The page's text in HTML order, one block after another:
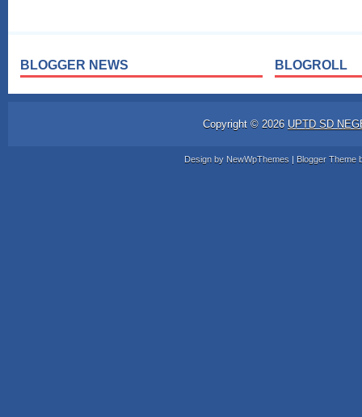
BLOGGER NEWS BLOGROLL
Copyright © 2026 UPTD SD
Design by NewWpThemes | Blogger Theme